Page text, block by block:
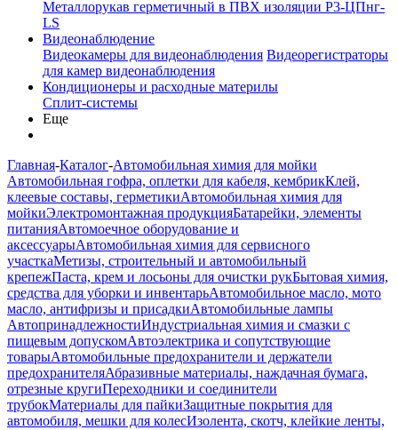
Металлорукав герметичный в ПВХ изоляции Р3-ЦПнг-
LS
Видеонаблюдение
Видеокамеры для видеонаблюдения Видеорегистраторы
для камер видеонаблюдения
Кондиционеры и расходные материлы
Сплит-системы
Еще
Главная-Каталог-Автомобильная химия для мойки
Автомобильная гофра, оплетки для кабеля, кембрикКлей,
клеевые составы, герметикиАвтомобильная химия для
мойкиЭлектромонтажная продукцияБатарейки, элементы
питанияАвтомоечное оборудование и
аксессуарыАвтомобильная химия для сервисного
участкаМетизы, строительный и автомобильный
крепежПаста, крем и лосьоны для очистки рукБытовая химия,
средства для уборки и инвентарьАвтомобильное масло, мото
масло, антифризы и присадкиАвтомобильные лампы
АвтопринадлежностиИндустриальная химия и смазки с
пищевым допускомАвтоэлектрика и сопутствующие
товарыАвтомобильные предохранители и держатели
предохранителяАбразивные материалы, наждачная бумага,
отрезные кругиПереходники и соединители
трубокМатериалы для пайкиЗащитные покрытия для
автомобиля, мешки для колесИзолента, скотч, клейкие ленты,